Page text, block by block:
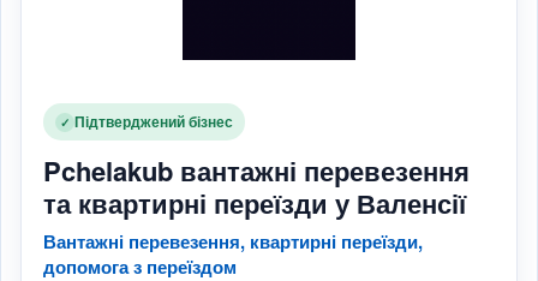
✓ Підтверджений бізнес
Pchelakub вантажні перевезення
та квартирні переїзди у Валенсії
Вантажні перевезення, квартирні переїзди,
допомога з переїздом